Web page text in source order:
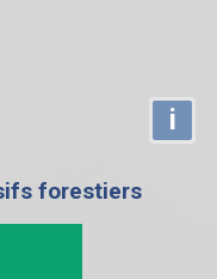
i
forestiers